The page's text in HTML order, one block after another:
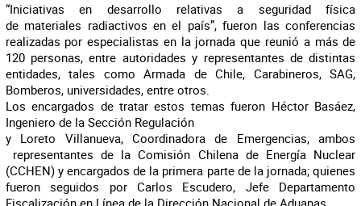
“Iniciativas en desarrollo relativas a seguridad física
de materiales radiactivos en el país”, fueron las conferencias
realizadas por especialistas en la jornada que reunió a más de
120 personas, entre autoridades y representantes de distintas
entidades, tales como Armada de Chile, Carabineros, SAG,
Bomberos, universidades, entre otros.
Los encargados de tratar estos temas fueron Héctor Basáez,
Ingeniero de la Sección Regulación
y Loreto Villanueva, Coordinadora de Emergencias, ambos
representantes de la Comisión Chilena de Energía Nuclear
(CCHEN) y encargados de la primera parte de la jornada; quienes
fueron seguidos por Carlos Escudero, Jefe Departamento
Fiscalización en Línea de la Dirección Nacional de Aduanas.